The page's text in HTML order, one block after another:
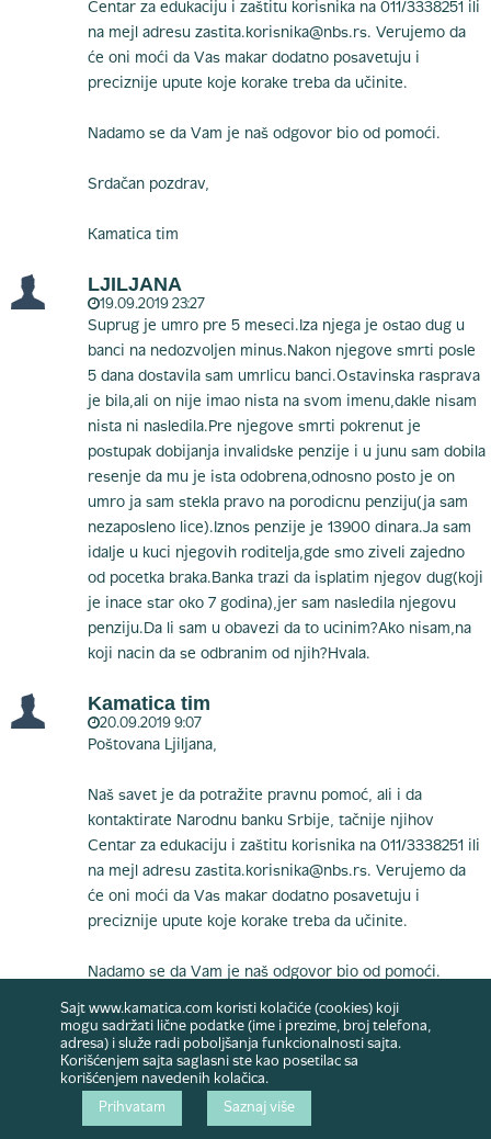
Centar za edukaciju i zaštitu korisnika na 011/3338251 ili
na mejl adresu zastita.korisnika@nbs.rs. Verujemo da
će oni moći da Vas makar dodatno posavetuju i
preciznije upute koje korake treba da učinite.
Nadamo se da Vam je naš odgovor bio od pomoći.
Srdačan pozdrav,
Kamatica tim
LJILJANA
19.09.2019 23:27
Suprug je umro pre 5 meseci.Iza njega je ostao dug u
banci na nedozvoljen minus.Nakon njegove smrti posle
5 dana dostavila sam umrlicu banci.Ostavinska rasprava
je bila,ali on nije imao nista na svom imenu,dakle nisam
nista ni nasledila.Pre njegove smrti pokrenut je
postupak dobijanja invalidske penzije i u junu sam dobila
resenje da mu je ista odobrena,odnosno posto je on
umro ja sam stekla pravo na porodicnu penziju(ja sam
nezaposleno lice).Iznos penzije je 13900 dinara.Ja sam
idalje u kuci njegovih roditelja,gde smo ziveli zajedno
od pocetka braka.Banka trazi da isplatim njegov dug(koji
je inace star oko 7 godina),jer sam nasledila njegovu
penziju.Da li sam u obavezi da to ucinim?Ako nisam,na
koji nacin da se odbranim od njih?Hvala.
Kamatica tim
20.09.2019 9:07
Poštovana Ljiljana,
Naš savet je da potražite pravnu pomoć, ali i da
kontaktirate Narodnu banku Srbije, tačnije njihov
Centar za edukaciju i zaštitu korisnika na 011/3338251 ili
na mejl adresu zastita.korisnika@nbs.rs. Verujemo da
će oni moći da Vas makar dodatno posavetuju i
preciznije upute koje korake treba da učinite.
Nadamo se da Vam je naš odgovor bio od pomoći.
Srdačan pozdrav,
Kamatica tim
Rada
Sajt www.kamatica.com koristi kolačiće (cookies) koji
mogu sadržati lične podatke (ime i prezime, broj telefona,
adresa) i služe radi poboljšanja funkcionalnosti sajta.
Korišćenjem sajta saglasni ste kao posetilac sa
korišćenjem navedenih kolačica.
Prihvatam Saznaj više